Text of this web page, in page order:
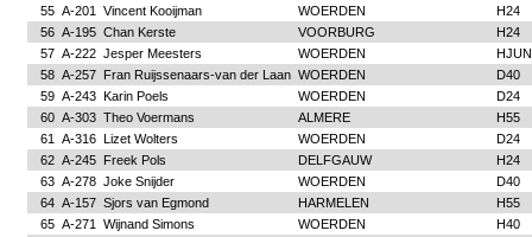
55 A-201 Vincent Kooijman WOERDEN
H24
56 A-195 Chan Kerste VOORBURG
H24
57 A-222 Jesper Meesters WOERDEN
HJUN
58 A-257 Fran Ruijssenaars-van der Laan WOERDEN
D40
59 A-243 Karin Poels WOERDEN
D24
60 A-303 Theo Voermans ALMERE
H55
61
A-316 Lizet Wolters WOERDEN
D24
62 A-245 Freek Pols DELFGAUW
H24
63 A-278 Joke Snijder WOERDEN
D40
64 A-157 Sjors van Egmond HARMELEN
H55
65 A-271 Wijnand Simons WOERDEN
H40